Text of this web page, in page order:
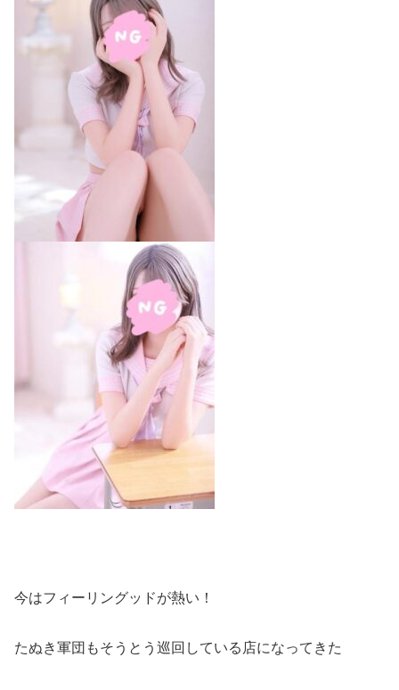
今はフィーリングッドが熱い！
たぬき軍団もそうとう巡回している店になってきた